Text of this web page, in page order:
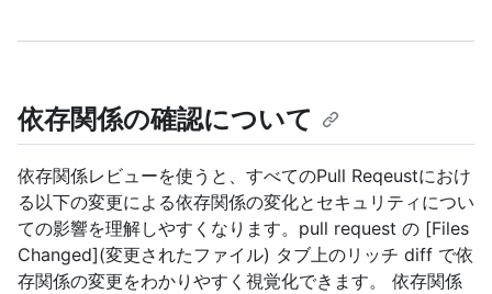
依存関係の確認について
依存関係レビューを使うと、すべてのPull Reqeustにおけ
る以下の変更による依存関係の変化とセキュリティについ
ての影響を理解しやすくなります。pull request の [Files
Changed](変更されたファイル) タブ上のリッチ diff で依
存関係の変更をわかりやすく視覚化できます。 依存関係